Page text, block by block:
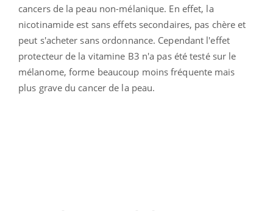
cancers de la peau non-mélanique. En effet, la
nicotinamide est sans effets secondaires, pas chère et
peut s'acheter sans ordonnance. Cependant l'effet
protecteur de la vitamine B3 n'a pas été testé sur le
mélanome, forme beaucoup moins fréquente mais
plus grave du cancer de la peau.